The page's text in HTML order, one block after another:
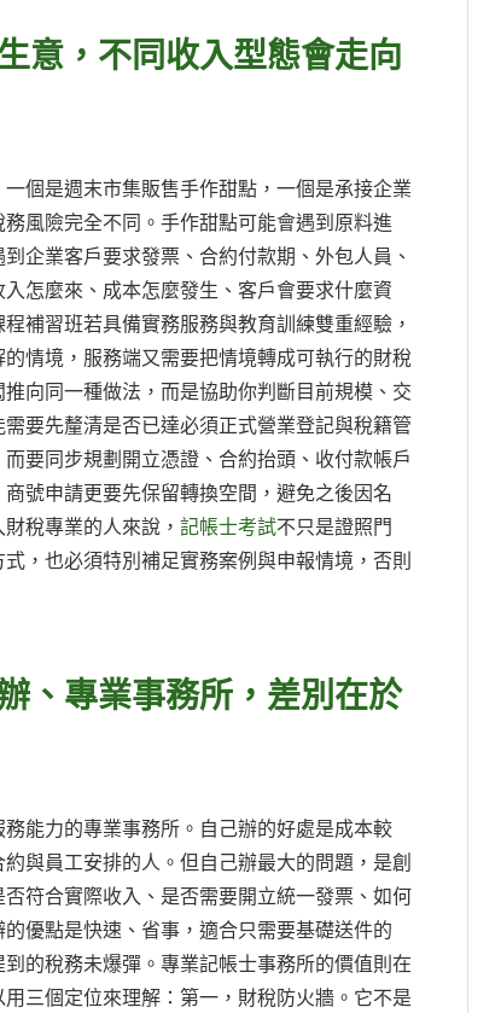
意，不同收入型態會走向
個是週末市集販售手作甜點，一個是承接企業
風險完全不同。手作甜點可能會遇到原料進
企業客戶要求發票、合約付款期、外包人員、
怎麼來、成本怎麼發生、客戶會要求什麼資
補習班若具備實務服務與教育訓練雙重經驗，
情境，服務端又需要把情境轉成可執行的財稅
向同一種做法，而是協助你判斷目前規模、交
要先釐清是否已達必須正式營業登記與稅籍管
要同步規劃開立憑證、合約抬頭、收付款帳戶
號申請更要先保留轉換空間，避免之後因名
稅專業的人來說， 記帳士考試不只是證照門
式，也必須特別補足實務案例與申報情境，否則
、專業事務所，差別在於
能力的專業事務所。自己辦的好處是成本較
與員工安排的人。但自己辦最大的問題，是創
符合實際收入、是否需要開立統一發票、如何
優點是快速、省事，適合只需要基礎送件的
的稅務未爆彈。專業記帳士事務所的價值則在
三個定位來理解：第一，財稅防火牆。它不是